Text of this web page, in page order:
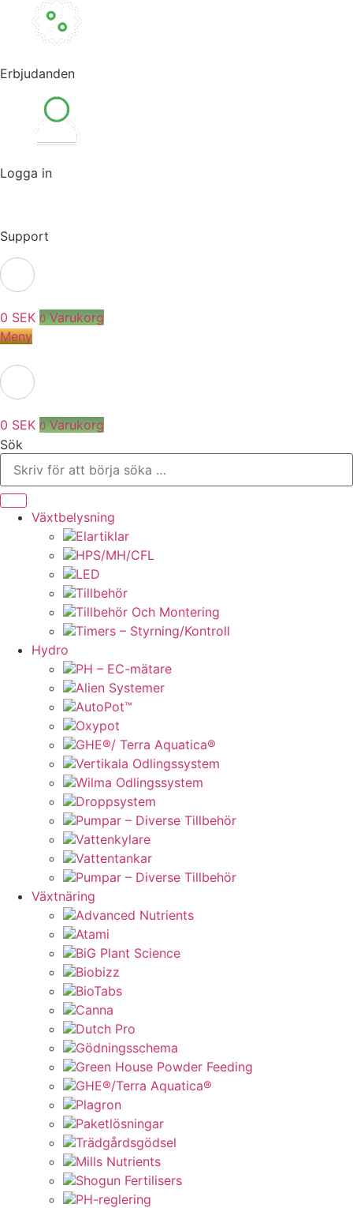
Erbjudanden
Logga in
Support
0 SEK 0 Varukorg
Meny
0 SEK 0 Varukorg
Sök
Växtbelysning
Elartiklar
HPS/MH/CFL
LED
Tillbehör
Tillbehör Och Montering
Timers – Styrning/Kontroll
Hydro
PH – EC-mätare
Alien Systemer
AutoPot™
Oxypot
GHE®/ Terra Aquatica®
Vertikala Odlingssystem
Wilma Odlingssystem
Droppsystem
Pumpar – Diverse Tillbehör
Vattenkylare
Vattentankar
Pumpar – Diverse Tillbehör
Växtnäring
Advanced Nutrients
Atami
BiG Plant Science
Biobizz
BioTabs
Canna
Dutch Pro
Gödningsschema
Green House Powder Feeding
GHE®/Terra Aquatica®
Plagron
Paketlösningar
Trädgårdsgödsel
Mills Nutrients
Shogun Fertilisers
PH-reglering